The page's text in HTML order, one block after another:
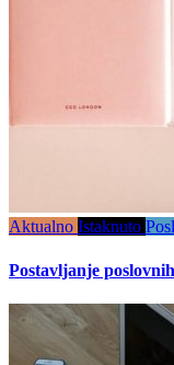
Aktualno Istaknuto
Postavljanje